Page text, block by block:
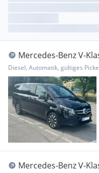
Mercedes-Benz V-
Avantgarde
Diesel, Automatik, gültiges
Mercedes-Benz V-